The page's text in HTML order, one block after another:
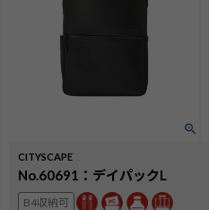
CITYSCAPE
No.60691：デイパックL
B4収納可